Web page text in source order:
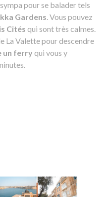
pour se balader tels
Gardens. Vous pouvez
Cités qui sont très calmes.
La Valette pour descendre
un ferry qui vous y